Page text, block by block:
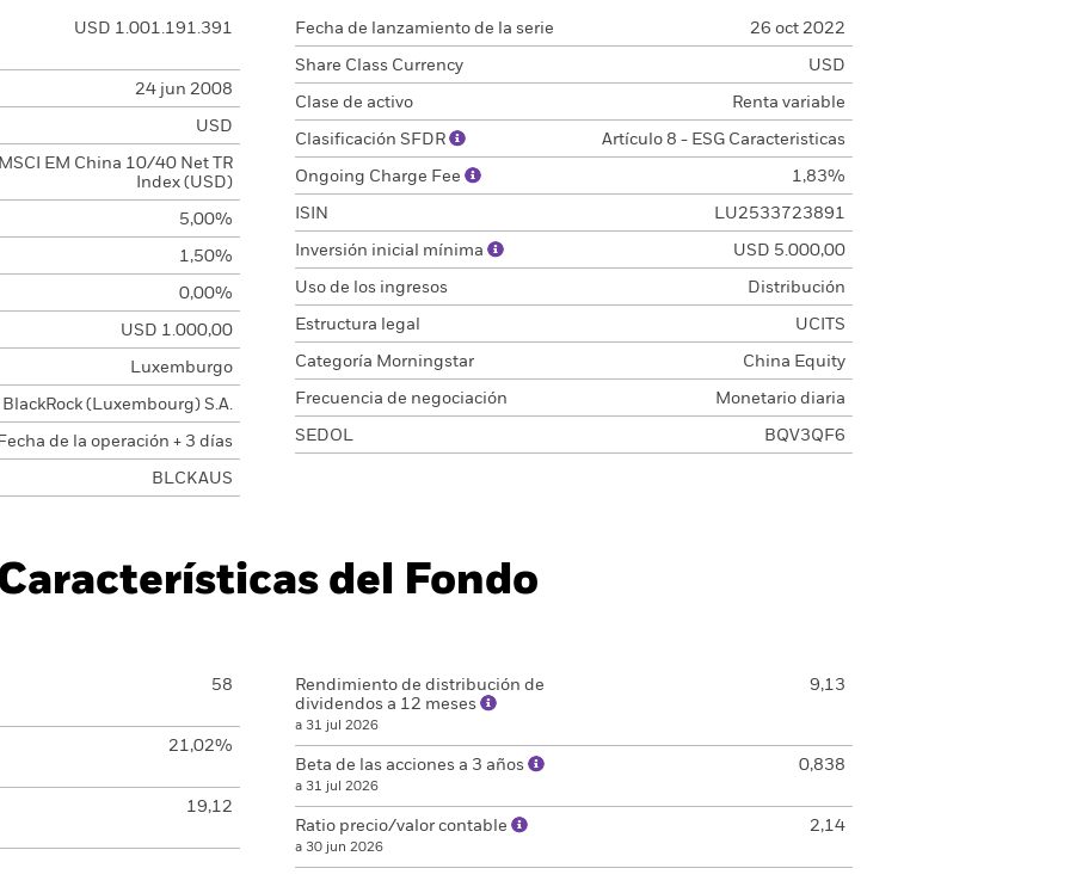
USD 1.001.191.391
24 jun 2008
USD
MSCI EM China 10/40 Net TR
Index (USD)
5,00%
1,50%
0,00%
USD 1.000,00
Luxemburgo
BlackRock (Luxembourg) S.A.
Fecha de la operación + 3 días
BLCKAUS
Fecha de lanzamiento de la serie 26 oct 2022
Share Class Currency USD
Clase de activo Renta variable
Clasificación SFDR Artículo 8 - ESG Caracteristicas
Ongoing Charge Fee 1,83%
ISIN LU2533723891
Inversión inicial mínima USD 5.000,00
Uso de los ingresos Distribución
Estructura legal UCITS
Categoría Morningstar China Equity
Frecuencia de negociación Monetario diaria
SEDOL BQV3QF6
del Fondo
58
21,02%
19,12
Rendimiento de distribución de
dividendos a 12 meses
a 31 jul 2026
9,13
Beta de las acciones a 3 años
a 31 jul 2026
0,838
Ratio precio/valor contable
a 30 jun 2026
2,14